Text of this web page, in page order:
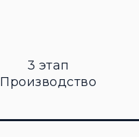
3 этап
Производство